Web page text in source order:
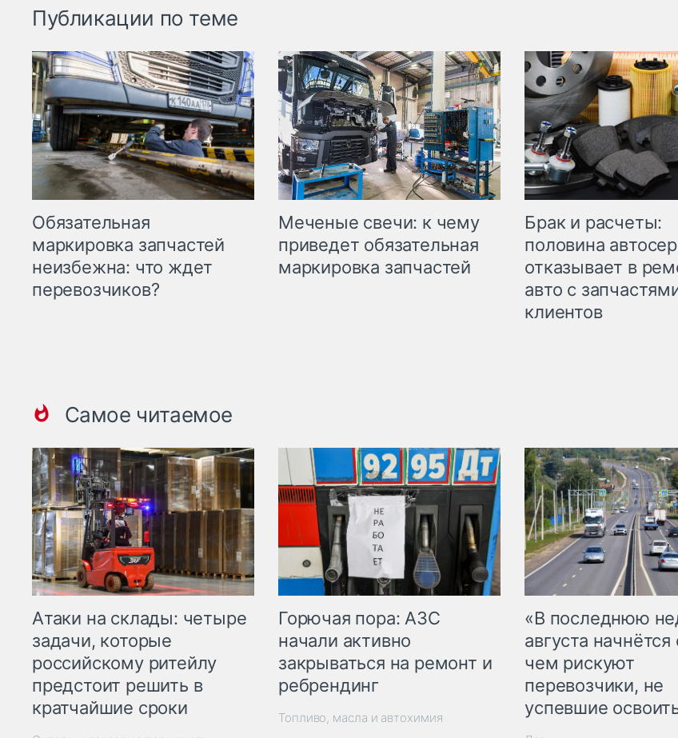
Публикации по теме
Обязательная
маркировка запчастей
неизбежна: что ждет
перевозчиков?
Меченые свечи: к чему
приведет обязательная
маркировка запчастей
Брак и расчеты:
половина
отказывает в
авто с
клиентов
Самое читаемое
Атаки на склады: четыре
задачи, которые
российскому ритейлу
предстоит решить в
кратчайшие сроки
Горючая пора: АЗС
начали активно
закрываться на ремонт и
ребрендинг
Топливо, масла и автохимия
«В последнюю
августа начнётся
чем рискуют
перевозчики, не
успевшие